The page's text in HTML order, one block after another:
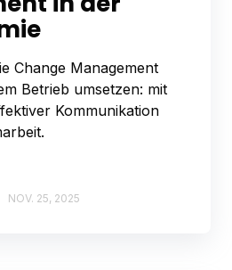
Change Management
Betrieb umsetzen: mit
Kommunikation
NOV. 25, 2025